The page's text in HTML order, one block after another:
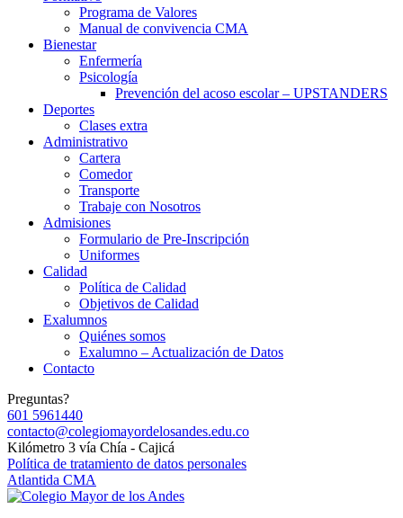
Programa de Valores
Manual de convivencia CMA
Bienestar
Enfermería
Psicología
Prevención del acoso escolar – UPSTANDERS
Deportes
Clases extra
Administrativo
Cartera
Comedor
Transporte
Trabaje con Nosotros
Admisiones
Formulario de Pre-Inscripción
Uniformes
Calidad
Política de Calidad
Objetivos de Calidad
Exalumnos
Quiénes somos
Exalumno – Actualización de Datos
Contacto
Preguntas?
601 5961440
contacto@colegiomayordelosandes.edu.co
Kilómetro 3 vía Chía - Cajicá
Política de tratamiento de datos personales
Atlantida CMA